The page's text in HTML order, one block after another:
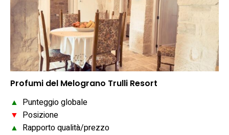
Profumi del Melograno Trulli Resort
▲ Punteggio globale
▼ Posizione
▲ Rapporto qualità/prezzo